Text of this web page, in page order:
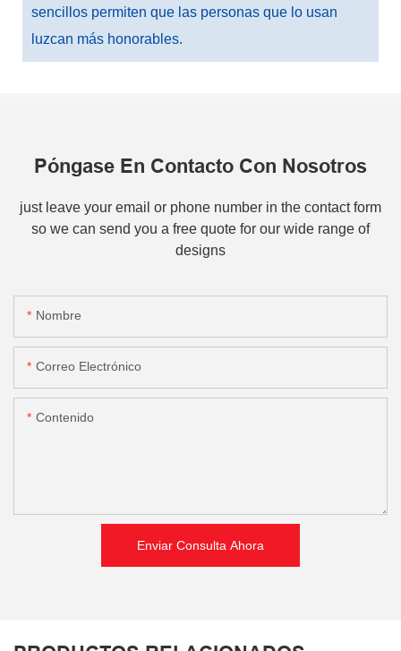
sencillos permiten que las personas que lo usan
luzcan más honorables.
Póngase En Contacto Con Nosotros
just leave your email or phone number in the contact form
so we can send you a free quote for our wide range of
designs
Nombre
Correo Electrónico
Contenido
Enviar Consulta Ahora